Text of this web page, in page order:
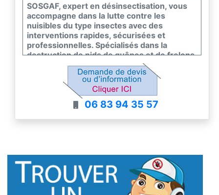
SOSGAF, expert en désinsectisation, vous
accompagne dans la lutte contre les
nuisibles du type insectes avec des
interventions rapides, sécurisées et
professionnelles. Spécialisés dans la
destruction de nids de guêpes et de frelons,
notamment les frelons asiatiques, nous
intervenons sur tous types de situations,
même les plus complexes.
06 83 94 35 57